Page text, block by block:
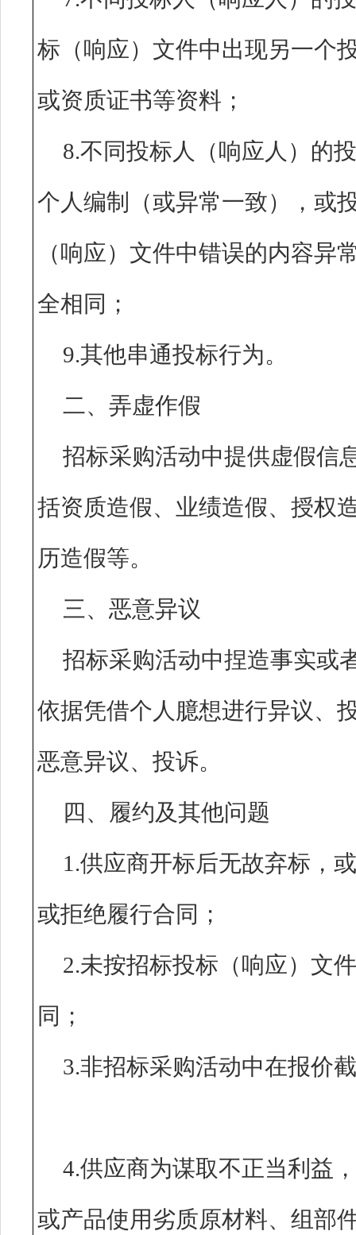
标（响应）文件中出现另一个
或资质证书等资料；
8.不同投标人（响应人）的
个人编制（或异常一致），或
（响应）文件中错误的内容异
全相同；
9.其他串通投标行为。
二、弄虚作假
招标采购活动中提供虚假信
括资质造假、业绩造假、授权
历造假等。
三、恶意异议
招标采购活动中捏造事实或
依据凭借个人臆想进行异议、
恶意异议、投诉。
四、履约及其他问题
1.供应商开标后无故弃标，
或拒绝履行合同；
2.未按招标投标（响应）文
同；
3.非招标采购活动中在报价
4.供应商为谋取不正当利益
或产品使用劣质原材料、组